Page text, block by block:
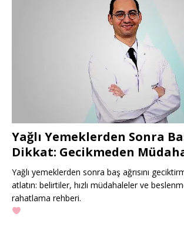
Yağlı Yemeklerden Sonra
Dikkat: Gecikmeden
Yağlı yemeklerden sonra baş ağrısını
atlatın: belirtiler, hızlı müdahaleler ve
rahatlama rehberi.